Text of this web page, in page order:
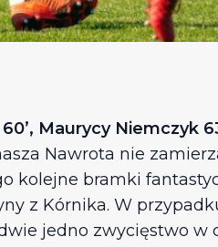
Maurycy Niemczyk
Nawrota nie
kolejne bramki
z Kórnika. W
jedno zwycięstwo